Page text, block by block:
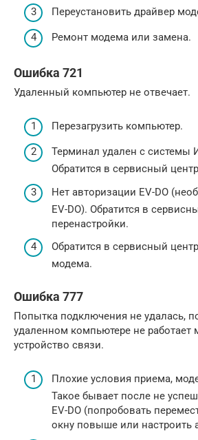
Переустановить драйвер
Ремонт модема или замена.
Ошибка 721
Удаленный компьютер не отвечает.
Перезагрузить компьютер.
Терминал удален с системы
Обратится в сервисный
Нет авторизации EV-DO
EV-DO). Обратится в
перенастройки.
Обратится в сервисный
модема.
Ошибка 777
Попытка подключения не удалась,
удаленном компьютере не работает
устройство связи.
Плохие условия приема,
Такое бывает после не
EV-DO (попробовать
окну повыше или настроить